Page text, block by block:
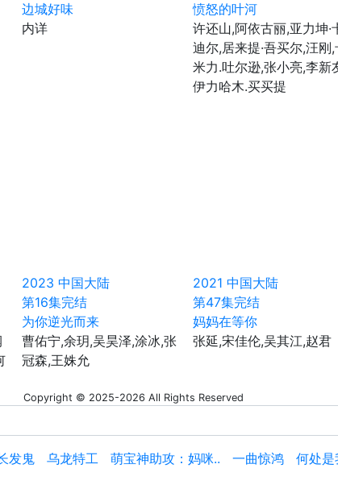
边城好味
内详
愤怒的叶河
许还山,阿依古丽,亚力坤·
迪尔,居来提·吾买尔,汪刚,
米力.吐尔逊,张小亮,李新
伊力哈木.买买提
2023 中国大陆
第16集完结
为你逆光而来
曹佑宁,余玥,吴昊泽,涂冰,张
冠森,王姝允
2021 中国大陆
第47集完结
妈妈在等你
张延,宋佳伦,吴其江,赵君
Copyright © 2025-2026 All Rights Reserved
发鬼 乌龙特工 萌宝神助攻：妈咪.. 一曲惊鸿 何处是